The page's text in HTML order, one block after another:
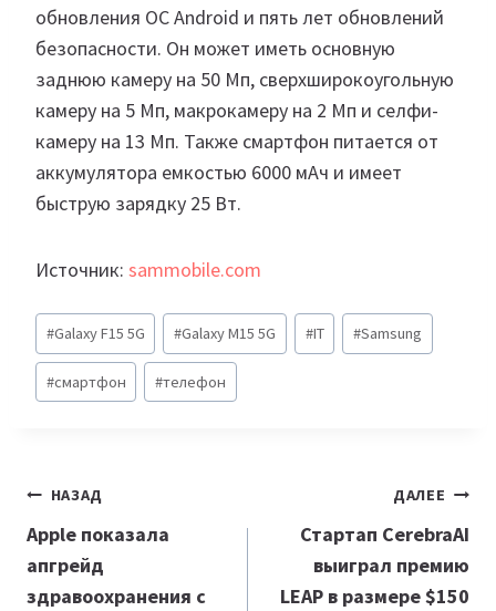
обновления ОС Android и пять лет обновлений
безопасности. Он может иметь основную
заднюю камеру на 50 Мп, сверхширокоугольную
камеру на 5 Мп, макрокамеру на 2 Мп и селфи-
камеру на 13 Мп. Также смартфон питается от
аккумулятора емкостью 6000 мАч и имеет
быструю зарядку 25 Вт.
Источник: sammobile.com
Метки
записи:
#Galaxy F15 5G #Galaxy M15 5G #IT #Samsung
#смартфон #телефон
Навигация
по
записям
НАЗАД
Apple показала
апгрейд
здравоохранения с
ДАЛЕЕ
Стартап CerebraAI
выиграл премию
LEAP в размере $150